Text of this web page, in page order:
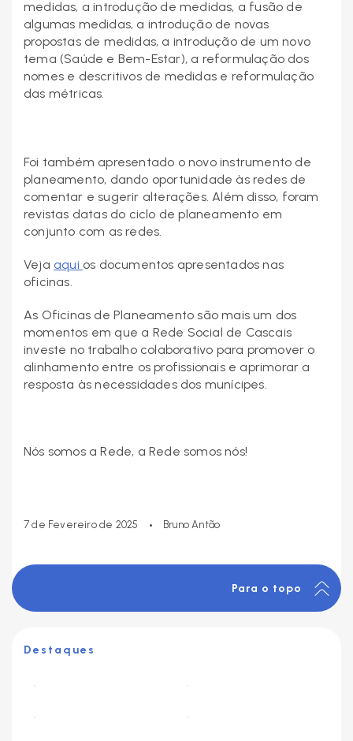
medidas, a introdução de medidas, a fusão de
algumas medidas, a introdução de novas
propostas de medidas, a introdução de um novo
tema (Saúde e Bem-Estar), a reformulação dos
nomes e descritivos de medidas e reformulação
das métricas.
Foi também apresentado o novo instrumento de
planeamento, dando oportunidade às redes de
comentar e sugerir alterações. Além disso, foram
revistas datas do ciclo de planeamento em
conjunto com as redes.
Veja aqui os documentos apresentados nas
oficinas.
As Oficinas de Planeamento são mais um dos
momentos em que a Rede Social de Cascais
investe no trabalho colaborativo para promover o
alinhamento entre os profissionais e aprimorar a
resposta às necessidades dos munícipes.
Nós somos a Rede, a Rede somos nós!
7 de Fevereiro de 2025 • Bruno Antão
Para o topo
Destaques